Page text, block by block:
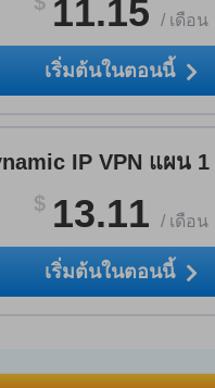
11.15 / เดือน
เริ่มต้นในตอนนี้
IP VPN แผน 1
$ 13.11 / เดือน
เริ่มต้นในตอนนี้